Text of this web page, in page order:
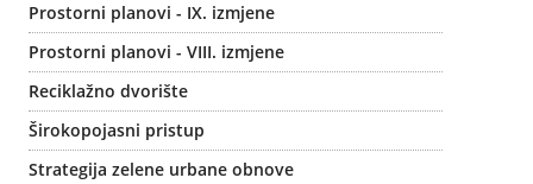
Prostorni planovi - IX. izmjene
Prostorni planovi - VIII. izmjene
Reciklažno dvorište
Širokopojasni pristup
Strategija zelene urbane obnove